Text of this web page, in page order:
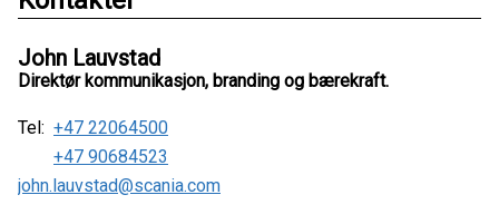
John Lauvstad
Direktør kommunikasjon, branding og bærekraft.
Tel: +47 22064500
+47 90684523
john.lauvstad@scania.com